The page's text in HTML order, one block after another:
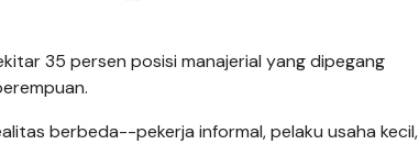
35 persen posisi manajerial yang dipegang
berbeda--pekerja informal, pelaku usaha kecil,